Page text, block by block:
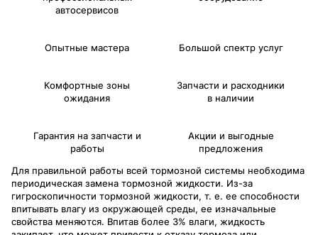
автосервисов
Опытные мастера Большой спектр услуг
Комфортные зоны
ожидания
Запчасти и расходники
в наличии
Гарантия на запчасти и
работы
Акции и выгодные
предложения
Для правильной работы всей тормозной системы необходима
периодическая замена тормозной жидкости. Из-за
гигроскопичности тормозной жидкости, т. е. ее способности
впитывать влагу из окружающей среды, ее изначальные
свойства меняются. Впитав более 3% влаги, жидкость